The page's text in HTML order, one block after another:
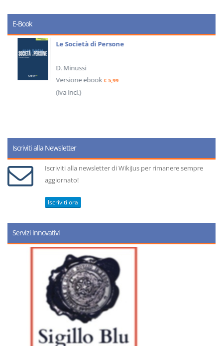
E-Book
Le Società di Persone
D. Minussi
Versione ebook€ 5,99
(iva incl.)
Iscriviti alla Newsletter
Iscriviti alla newsletter di WikiJus per rimanere sempre
aggiornato!
Iscriviti ora
Servizi innovativi